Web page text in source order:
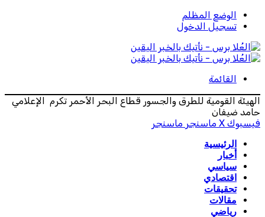
الوضع المظلم
تسجيل الدخول
القائمة
الهيئة القومية للطرق والجسور قطاع البحر الأحمر تكرم الإعلامي
حامد ضيفان
فيسبوك ‫X ماسنجر ماسنجر
الرئيسية
أخبار
سياسي
اقتصادي
تحقيقات
مقالات
رياضي